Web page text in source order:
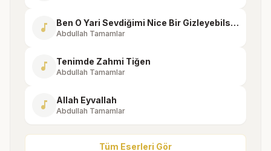
music_note Ben O Yari Sevdiğimi Nice Bir Gizleyebilsem
Abdullah Tamamlar
music_note Tenimde Zahmi Tiğen
Abdullah Tamamlar
music_note Allah Eyvallah
Abdullah Tamamlar
Tüm Eserleri Gör